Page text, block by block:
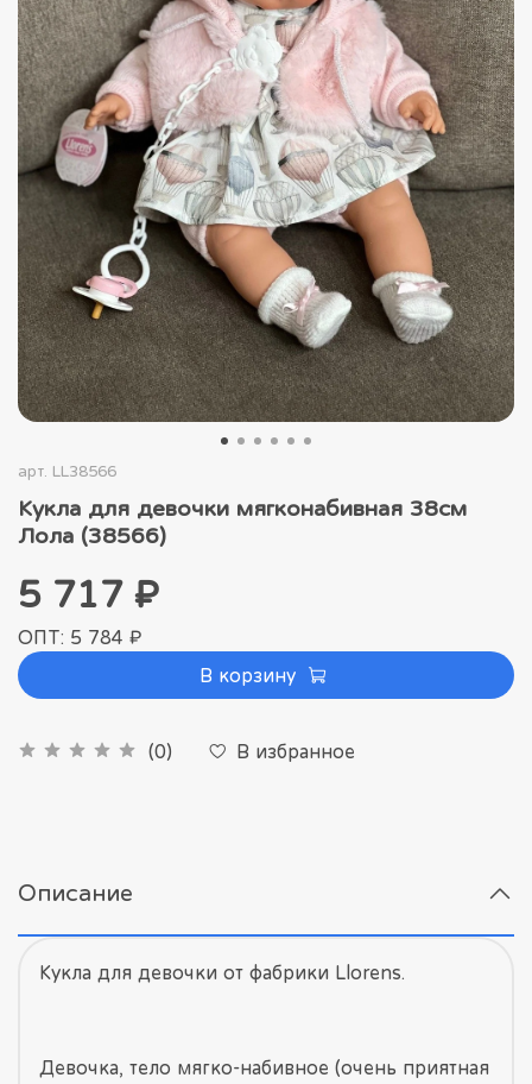
арт. LL38566
Кукла для девочки мягконабивная 38см
Лола (38566)
(0) В избранное
5 717 ₽
ОПТ: 5 784 ₽
В корзину
Описание
Кукла для девочки от фабрики Llorens.
Девочка, тело мягко-набивное (очень приятная